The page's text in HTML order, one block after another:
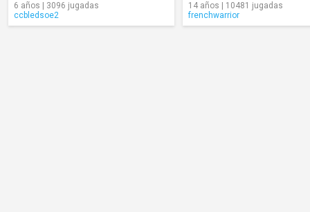
6 años | 3096 jugadas
ccbledsoe2
14 años | 10481 jugadas
frenchwarrior